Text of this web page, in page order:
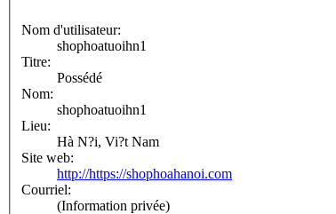
Nom d'utilisateur:
shophoatuoihn1
Titre:
Possédé
Nom:
shophoatuoihn1
Lieu:
Hà N?i, Vi?t Nam
Site web:
http://https://shophoahanoi.com
Courriel:
(Information privée)